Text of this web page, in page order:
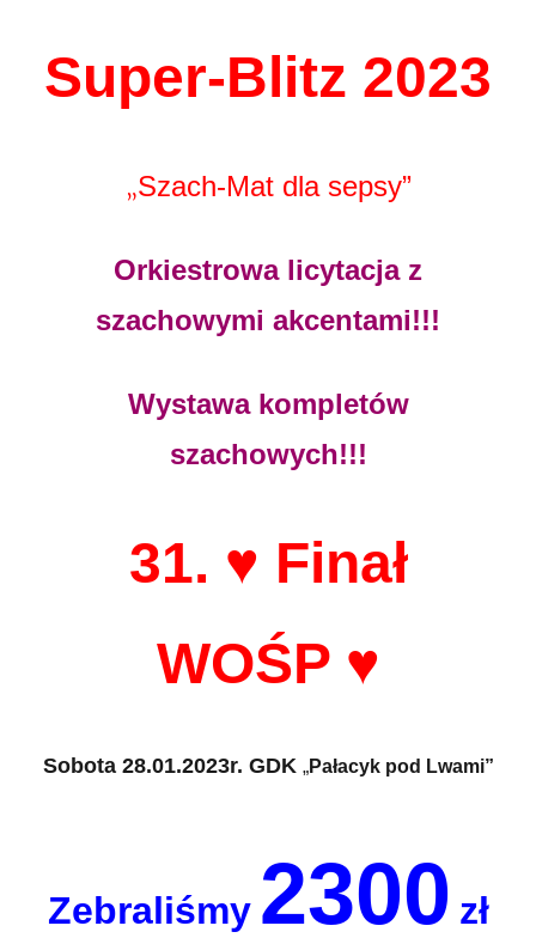
Super-Blitz 2023
„Szach-Mat dla sepsy”
Orkiestrowa licytacja z
szachowymi akcentami!!!
Wystawa kompletów
szachowych!!!
31. ♥ Finał
WOŚP ♥
Sobota 28.01.2023r. GDK „Pałacyk pod Lwami”
Zebraliśmy 2300 zł